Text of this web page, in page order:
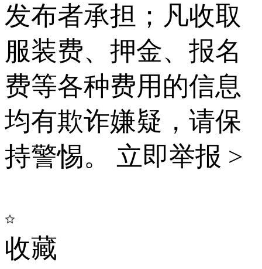
发布者承担；凡收取
服装费、押金、报名
费等各种费用的信息
均有欺诈嫌疑，请保
持警惕。 立即举报 >
收藏